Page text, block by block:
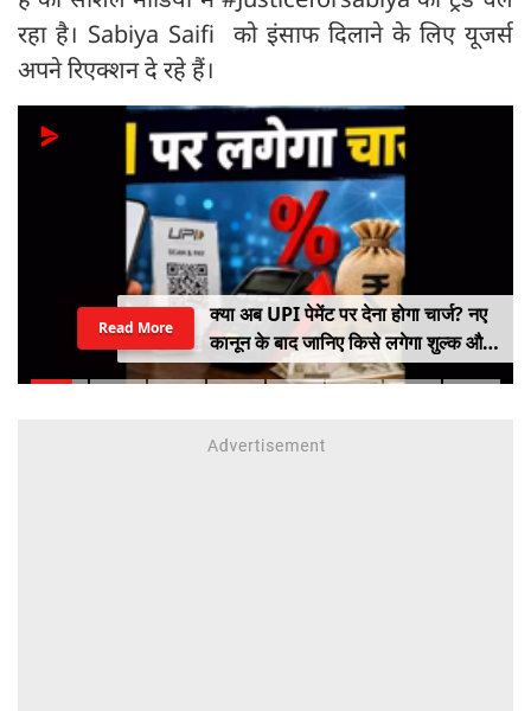
रहा है। Sabiya Saifi को इंसाफ दिलाने के लिए यूजर्स
अपने रिएक्‍शन दे रहे हैं।
क्या अब UPI पेमेंट पर देना होगा चार्ज? नए
कानून के बाद जानिए किसे लगेगा शुल्क और
किसे नहीं
Read More